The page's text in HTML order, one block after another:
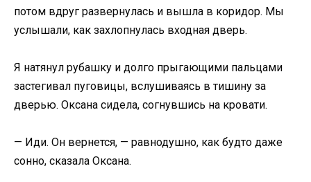
потом вдруг развернулась и вышла в коридор. Мы
услышали, как захлопнулась входная дверь.
Я натянул рубашку и долго прыгающими пальцами
застегивал пуговицы, вслушиваясь в тишину за
дверью. Оксана сидела, согнувшись на кровати.
— Иди. Он вернется, — равнодушно, как будто даже
сонно, сказала Оксана.